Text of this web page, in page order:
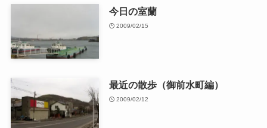
今日の室蘭
2009/02/15
最近の散歩（御前水町編）
2009/02/12